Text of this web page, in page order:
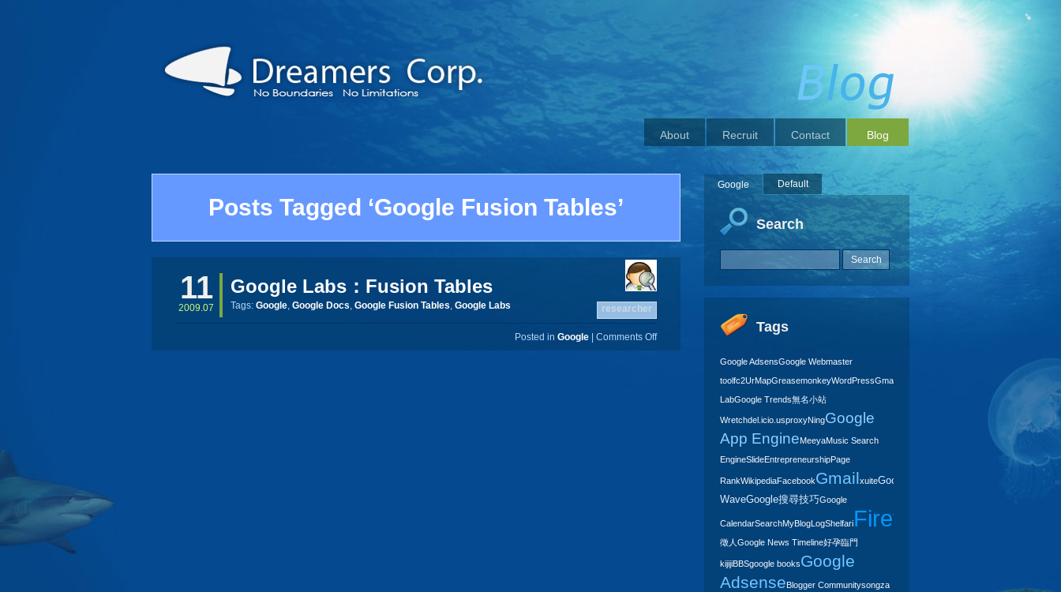
Blog
Contact
Recruit
About
Posts Tagged ‘Google Fusion Tables’
11
2009.07
Google Labs：Fusion Tables
Tags: Google, Google Docs, Google Fusion Tables, Google Labs researcher
Posted in Google Comments Off
Google Default
Search
Tags
Google AdsensGoogle Webmaster
toolfc2UrMapGreasemonkeyWordPressGmail
LabGoogle Trends無名小站
Wretchdel.icio.usproxyNingGoogle
App EngineMeeyaMusic Search
EngineSlideEntrepreneurshipPage
RankWikipediaFacebookGmailxuiteGoogle
WaveGoogle搜尋技巧Google
CalendarSearchMyBlogLogShelfariFirefox
徵人 Google News Timeline好孕臨門
kijijiBBSgoogle booksGoogle
AdsenseBlogger Communitysongza